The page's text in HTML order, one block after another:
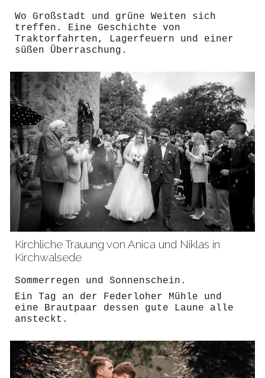
Wo Großstadt und grüne Weiten sich
treffen. Eine Geschichte von
Traktorfahrten, Lagerfeuern und einer
süßen Überraschung.
Kirchliche Trauung von Anica und Niklas in
Kirchwalsede
Sommerregen und Sonnenschein.
Ein Tag an der Federloher Mühle und
eine Brautpaar dessen gute Laune alle
ansteckt.